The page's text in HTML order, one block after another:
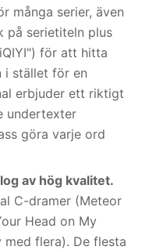
många serier, även
på serietiteln plus
för att hitta
i stället för en
erbjuder ett riktigt
undertexter
göra varje ord
av hög kvalitet.
C-dramer (Meteor
Head on My
med flera). De flesta